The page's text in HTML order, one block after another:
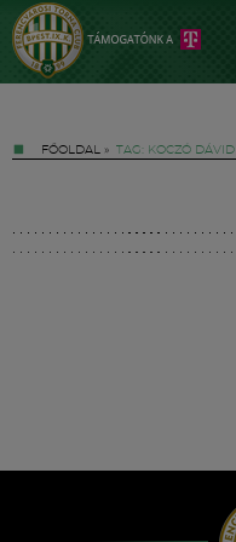
FŐOLDAL » TAG: KOCZÓ DÁVID
Hírek